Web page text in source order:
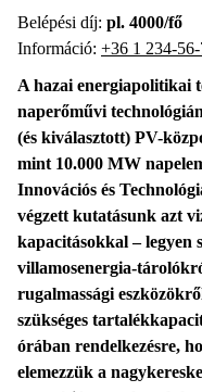
Belépési díj: pl. 4000/fő
Információ: +36 1 234-
A hazai energiapolitikai
naperőművi
(és kiválasztott) PV-
mint 10.000 MW
Innovációs és
végzett kutatásunk azt
kapacitásokkal – legyen
villamosenergia-
rugalmassági
szükséges
órában rendelkezésre,
elemezzük a